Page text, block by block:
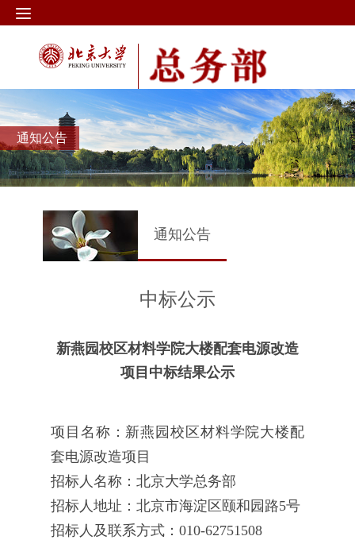
通知公告
通知公告
中标公示
新燕园校区材料学院大楼配套电源改造
项目中标结果公示
项目名称： 新燕园校区材料学院大楼配
套电源改造项目
招标人名称： 北京大学总务部
招标人地址： 北京市海淀区颐和园路5号
招标人及联系方式： 010-62751508